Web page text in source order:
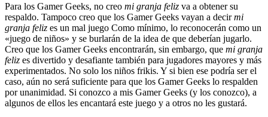
Para los Gamer Geeks, no creo mi granja feliz va a obtener su
respaldo. Tampoco creo que los Gamer Geeks vayan a decirmi
granja feliz es un mal juego Como mínimo, lo reconocerán como un
«juego de niños» y se burlarán de la idea de que deberían jugarlo.
Creo que los Gamer Geeks encontrarán, sin embargo, que mi granja
feliz es divertido y desafiante también para jugadores mayores y más
experimentados. No solo los niños frikis. Y si bien ese podría ser el
caso, aún no será suficiente para que los Gamer Geeks lo respalden
por unanimidad. Si conozco a mis Gamer Geeks (y los conozco), a
algunos de ellos les encantará este juego y a otros no les gustará.